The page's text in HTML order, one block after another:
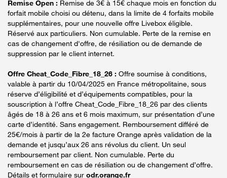
Remise Open : Remise de 3€ à 15€ chaque mois en fonction du
forfait mobile choisi ou détenu, dans la limite de 4 forfaits mobile
supplémentaires, pour une nouvelle offre Livebox éligible.
Réservé aux particuliers. Non cumulable. Perte de la remise en
cas de changement d'offre, de résiliation ou de demande de
suppression par le client internet.
Offre Cheat_Code_Fibre_18_26 : Offre soumise à conditions,
valable à partir du 10/04/2025 en France métropolitaine, sous
réserve d’éligibilité et d’équipements compatibles, pour la
souscription à l’offre Cheat_Code_Fibre_18_26 par des clients
âgés de 18 à 26 ans et 6 mois maximum, sur présentation d’une
carte d’identité. Sans engagement. Remboursement différé de
25€/mois à partir de la 2e facture Orange après validation de la
demande et jusqu’aux 26 ans révolus du client. Un seul
remboursement par client. Non cumulable. Perte du
remboursement en cas de résiliation ou de changement d’offre.
Détails et formulaire sur odr.orange.fr